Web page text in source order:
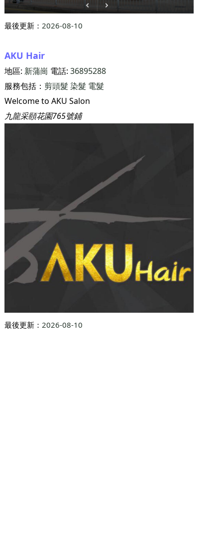
最後更新： 2026-08-10
AKU Hair
地區: 新蒲崗 電話: 36895288
服務包括： 剪頭髮 染髮 電髮
Welcome to AKU Salon
九龍采頤花園765號鋪
最後更新： 2026-08-10